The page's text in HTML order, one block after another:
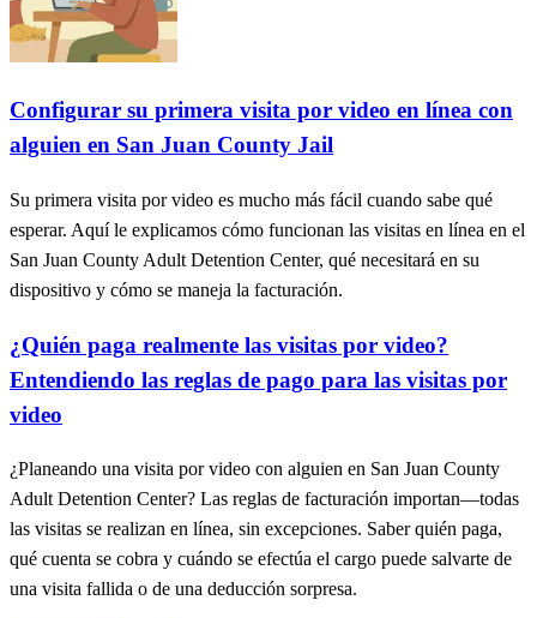
Configurar su primera visita por video en línea con
alguien en San Juan County Jail
Su primera visita por video es mucho más fácil cuando sabe qué
esperar. Aquí le explicamos cómo funcionan las visitas en línea en el
San Juan County Adult Detention Center, qué necesitará en su
dispositivo y cómo se maneja la facturación.
¿Quién paga realmente las visitas por video?
Entendiendo las reglas de pago para las visitas por
video
¿Planeando una visita por video con alguien en San Juan County
Adult Detention Center? Las reglas de facturación importan—todas
las visitas se realizan en línea, sin excepciones. Saber quién paga,
qué cuenta se cobra y cuándo se efectúa el cargo puede salvarte de
una visita fallida o de una deducción sorpresa.